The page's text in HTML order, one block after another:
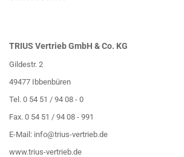
TRIUS Vertrieb GmbH & Co. KG
Gildestr. 2
49477 Ibbenbüren
Tel. 0 54 51 / 94 08 - 0
Fax. 0 54 51 / 94 08 - 991
E-Mail: info@trius-vertrieb.de
www.trius-vertrieb.de